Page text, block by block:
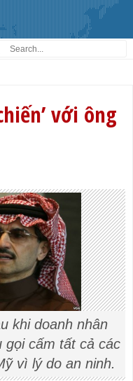
với ông
khi doanh nhân
gọi cấm tất cả các
vì lý do an ninh.